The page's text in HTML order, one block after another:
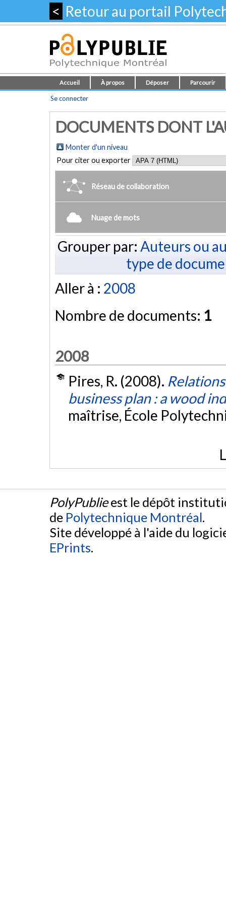
< Retour au portail
Accueil À propos Déposer Parcourir
Se connecter
DOCUMENTS DONT
Monter d'un niveau
Pour citer ou exporter
Réseau de collaboration
Nuage de mots
Grouper par: Auteurs ou
type de
Aller à : 2008
Nombre de documents: 1
2008
Pires, R. (2008).
business plan : a wood
maîtrise, École
PolyPublieest le dépôt
de Polytechnique Montréal.
Site développé à l'aide du
EPrints.